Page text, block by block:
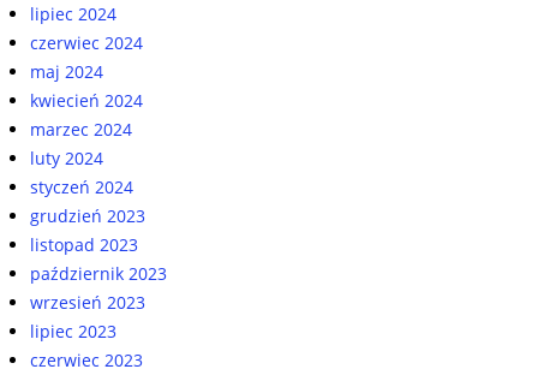
lipiec 2024
czerwiec 2024
maj 2024
kwiecień 2024
marzec 2024
luty 2024
styczeń 2024
grudzień 2023
listopad 2023
październik 2023
wrzesień 2023
lipiec 2023
czerwiec 2023